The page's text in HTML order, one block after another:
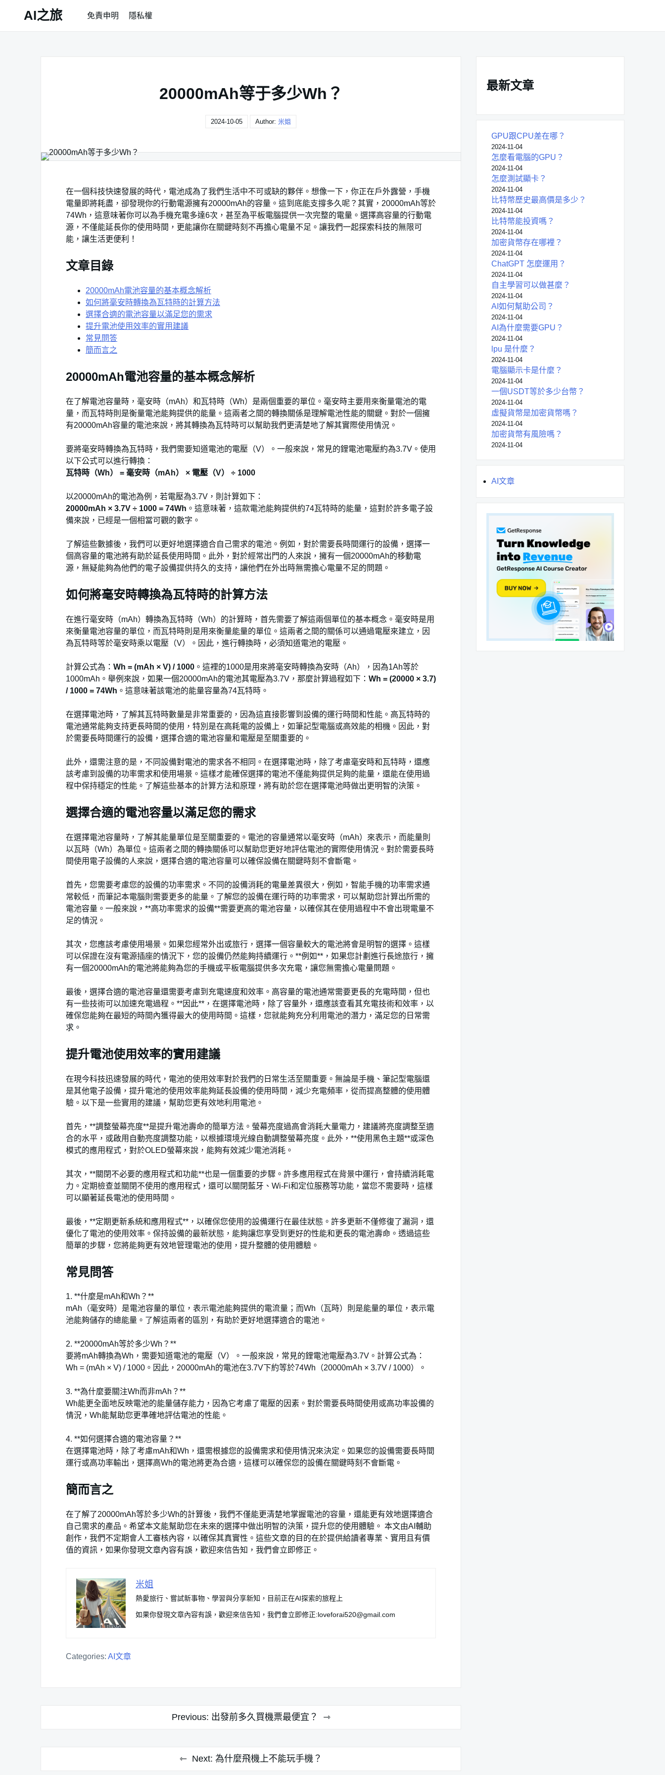
AI之旅 免責申明 隱私權
20000mAh等于多少Wh？
2024-10-05 Author: 米姐
在一個科技快速發展的時代，電池成為了我們生活中不可或缺的夥伴。想像一下，你正在戶外露營，手機
電量即將耗盡，卻發現你的行動電源擁有20000mAh的容量。這到底能支撐多久呢？其實，20000mAh等於
74Wh，這意味著你可以為手機充電多達6次，甚至為平板電腦提供一次完整的電量。選擇高容量的行動電
源，不僅能延長你的使用時間，更能讓你在關鍵時刻不再擔心電量不足。讓我們一起探索科技的無限可
能，讓生活更便利！
文章目錄
20000mAh電池容量的基本概念解析
如何將毫安時轉換為瓦特時的計算方法
選擇合適的電池容量以滿足您的需求
提升電池使用效率的實用建議
常見問答
簡而言之
20000mAh電池容量的基本概念解析
在了解電池容量時，毫安時（mAh）和瓦特時（Wh）是兩個重要的單位。毫安時主要用來衡量電池的電
量，而瓦特時則是衡量電池能夠提供的能量。這兩者之間的轉換關係是理解電池性能的關鍵。對於一個擁
有20000mAh容量的電池來說，將其轉換為瓦特時可以幫助我們更清楚地了解其實際使用情況。
要將毫安時轉換為瓦特時，我們需要知道電池的電壓（V）。一般來說，常見的鋰電池電壓約為3.7V。使用
以下公式可以進行轉換：
瓦特時（Wh） = 毫安時（mAh） × 電壓（V） ÷ 1000
以20000mAh的電池為例，若電壓為3.7V，則計算如下：
20000mAh × 3.7V ÷ 1000 = 74Wh 。這意味著，這款電池能夠提供約74瓦特時的能量，這對於許多電子設
備來說，已經是一個相當可觀的數字。
了解這些數據後，我們可以更好地選擇適合自己需求的電池。例如，對於需要長時間運行的設備，選擇一
個高容量的電池將有助於延長使用時間。此外，對於經常出門的人來說，擁有一個20000mAh的移動電
源，無疑能夠為他們的電子設備提供持久的支持，讓他們在外出時無需擔心電量不足的問題。
如何將毫安時轉換為瓦特時的計算方法
在進行毫安時（mAh）轉換為瓦特時（Wh）的計算時，首先需要了解這兩個單位的基本概念。毫安時是用
來衡量電池容量的單位，而瓦特時則是用來衡量能量的單位。這兩者之間的關係可以通過電壓來建立，因
為瓦特時等於毫安時乘以電壓（V）。因此，進行轉換時，必須知道電池的電壓。
計算公式為： Wh = (mAh × V) / 1000 。這裡的1000是用來將毫安時轉換為安時（Ah），因為1Ah等於
1000mAh。舉例來說，如果一個20000mAh的電池其電壓為3.7V，那麼計算過程如下： Wh = (20000 × 3.7)
/ 1000 = 74Wh 。這意味著該電池的能量容量為74瓦特時。
在選擇電池時，了解其瓦特時數量是非常重要的，因為這直接影響到設備的運行時間和性能。高瓦特時的
電池通常能夠支持更長時間的使用，特別是在高耗電的設備上，如筆記型電腦或高效能的相機。因此，對
於需要長時間運行的設備，選擇合適的電池容量和電壓是至關重要的。
此外，還需注意的是，不同設備對電池的需求各不相同。在選擇電池時，除了考慮毫安時和瓦特時，還應
該考慮到設備的功率需求和使用場景。這樣才能確保選擇的電池不僅能夠提供足夠的能量，還能在使用過
程中保持穩定的性能。了解這些基本的計算方法和原理，將有助於您在選擇電池時做出更明智的決策。
選擇合適的電池容量以滿足您的需求
在選擇電池容量時，了解其能量單位是至關重要的。電池的容量通常以毫安時（mAh）來表示，而能量則
以瓦時（Wh）為單位。這兩者之間的轉換關係可以幫助您更好地評估電池的實際使用情況。對於需要長時
間使用電子設備的人來說，選擇合適的電池容量可以確保設備在關鍵時刻不會斷電。
首先，您需要考慮您的設備的功率需求。不同的設備消耗的電量差異很大，例如，智能手機的功率需求通
常較低，而筆記本電腦則需要更多的能量。了解您的設備在運行時的功率需求，可以幫助您計算出所需的
電池容量。一般來說，**高功率需求的設備**需要更高的電池容量，以確保其在使用過程中不會出現電量不
足的情況。
其次，您應該考慮使用場景。如果您經常外出或旅行，選擇一個容量較大的電池將會是明智的選擇。這樣
可以保證在沒有電源插座的情況下，您的設備仍然能夠持續運行。**例如**，如果您計劃進行長途旅行，擁
有一個20000mAh的電池將能夠為您的手機或平板電腦提供多次充電，讓您無需擔心電量問題。
最後，選擇合適的電池容量還需要考慮到充電速度和效率。高容量的電池通常需要更長的充電時間，但也
有一些技術可以加速充電過程。**因此**，在選擇電池時，除了容量外，還應該查看其充電技術和效率，以
確保您能夠在最短的時間內獲得最大的使用時間。這樣，您就能夠充分利用電池的潛力，滿足您的日常需
求。
提升電池使用效率的實用建議
在現今科技迅速發展的時代，電池的使用效率對於我們的日常生活至關重要。無論是手機、筆記型電腦還
是其他電子設備，提升電池的使用效率能夠延長設備的使用時間，減少充電頻率，從而提高整體的使用體
驗。以下是一些實用的建議，幫助您更有效地利用電池。
首先，**調整螢幕亮度**是提升電池壽命的簡單方法。螢幕亮度過高會消耗大量電力，建議將亮度調整至適
合的水平，或啟用自動亮度調整功能，以根據環境光線自動調整螢幕亮度。此外，**使用黑色主題**或深色
模式的應用程式，對於OLED螢幕來說，能夠有效減少電池消耗。
其次，**關閉不必要的應用程式和功能**也是一個重要的步驟。許多應用程式在背景中運行，會持續消耗電
力。定期檢查並關閉不使用的應用程式，還可以關閉藍牙、Wi-Fi和定位服務等功能，當您不需要時，這樣
可以顯著延長電池的使用時間。
最後，**定期更新系統和應用程式**，以確保您使用的設備運行在最佳狀態。許多更新不僅修復了漏洞，還
優化了電池的使用效率。保持設備的最新狀態，能夠讓您享受到更好的性能和更長的電池壽命。透過這些
簡單的步驟，您將能夠更有效地管理電池的使用，提升整體的使用體驗。
常見問答
1. **什麼是mAh和Wh？**
mAh（毫安時）是電池容量的單位，表示電池能夠提供的電流量；而Wh（瓦時）則是能量的單位，表示電
池能夠儲存的總能量。了解這兩者的區別，有助於更好地選擇適合的電池。
2. **20000mAh等於多少Wh？**
要將mAh轉換為Wh，需要知道電池的電壓（V）。一般來說，常見的鋰電池電壓為3.7V。計算公式為：
Wh = (mAh × V) / 1000。因此，20000mAh的電池在3.7V下約等於74Wh（20000mAh × 3.7V / 1000）。
3. **為什麼要關注Wh而非mAh？**
Wh能更全面地反映電池的能量儲存能力，因為它考慮了電壓的因素。對於需要長時間使用或高功率設備的
情況，Wh能幫助您更準確地評估電池的性能。
4. **如何選擇合適的電池容量？**
在選擇電池時，除了考慮mAh和Wh，還需根據您的設備需求和使用情況來決定。如果您的設備需要長時間
運行或高功率輸出，選擇高Wh的電池將更為合適，這樣可以確保您的設備在關鍵時刻不會斷電。
簡而言之
在了解了20000mAh等於多少Wh的計算後，我們不僅能更清楚地掌握電池的容量，還能更有效地選擇適合
自己需求的產品。希望本文能幫助您在未來的選擇中做出明智的決策，提升您的使用體驗。 本文由AI輔助
創作，我們不定期會人工審核內容，以確保其真實性。這些文章的目的在於提供給讀者專業、實用且有價
值的資訊，如果你發現文章內容有誤，歡迎來信告知，我們會立即修正。
米姐
熱愛旅行、嘗試新事物、學習與分享新知，目前正在AI探索的旅程上
如果你發現文章內容有誤，歡迎來信告知，我們會立即修正:loveforai520@gmail.com
Categories: AI文章
Previous: 出發前多久買機票最便宜？
Next: 為什麼飛機上不能玩手機？
最新文章
GPU跟CPU差在哪？
2024-11-04
怎麼看電腦的GPU？
2024-11-04
怎麼測試顯卡？
2024-11-04
比特幣歷史最高價是多少？
2024-11-04
比特幣能投資嗎？
2024-11-04
加密貨幣存在哪裡？
2024-11-04
ChatGPT 怎麼運用？
2024-11-04
自主學習可以做甚麼？
2024-11-04
AI如何幫助公司？
2024-11-04
AI為什麼需要GPU？
2024-11-04
lpu 是什麼？
2024-11-04
電腦顯示卡是什麼？
2024-11-04
一個USDT等於多少台幣？
2024-11-04
虛擬貨幣是加密貨幣嗎？
2024-11-04
加密貨幣有風險嗎？
2024-11-04
AI文章